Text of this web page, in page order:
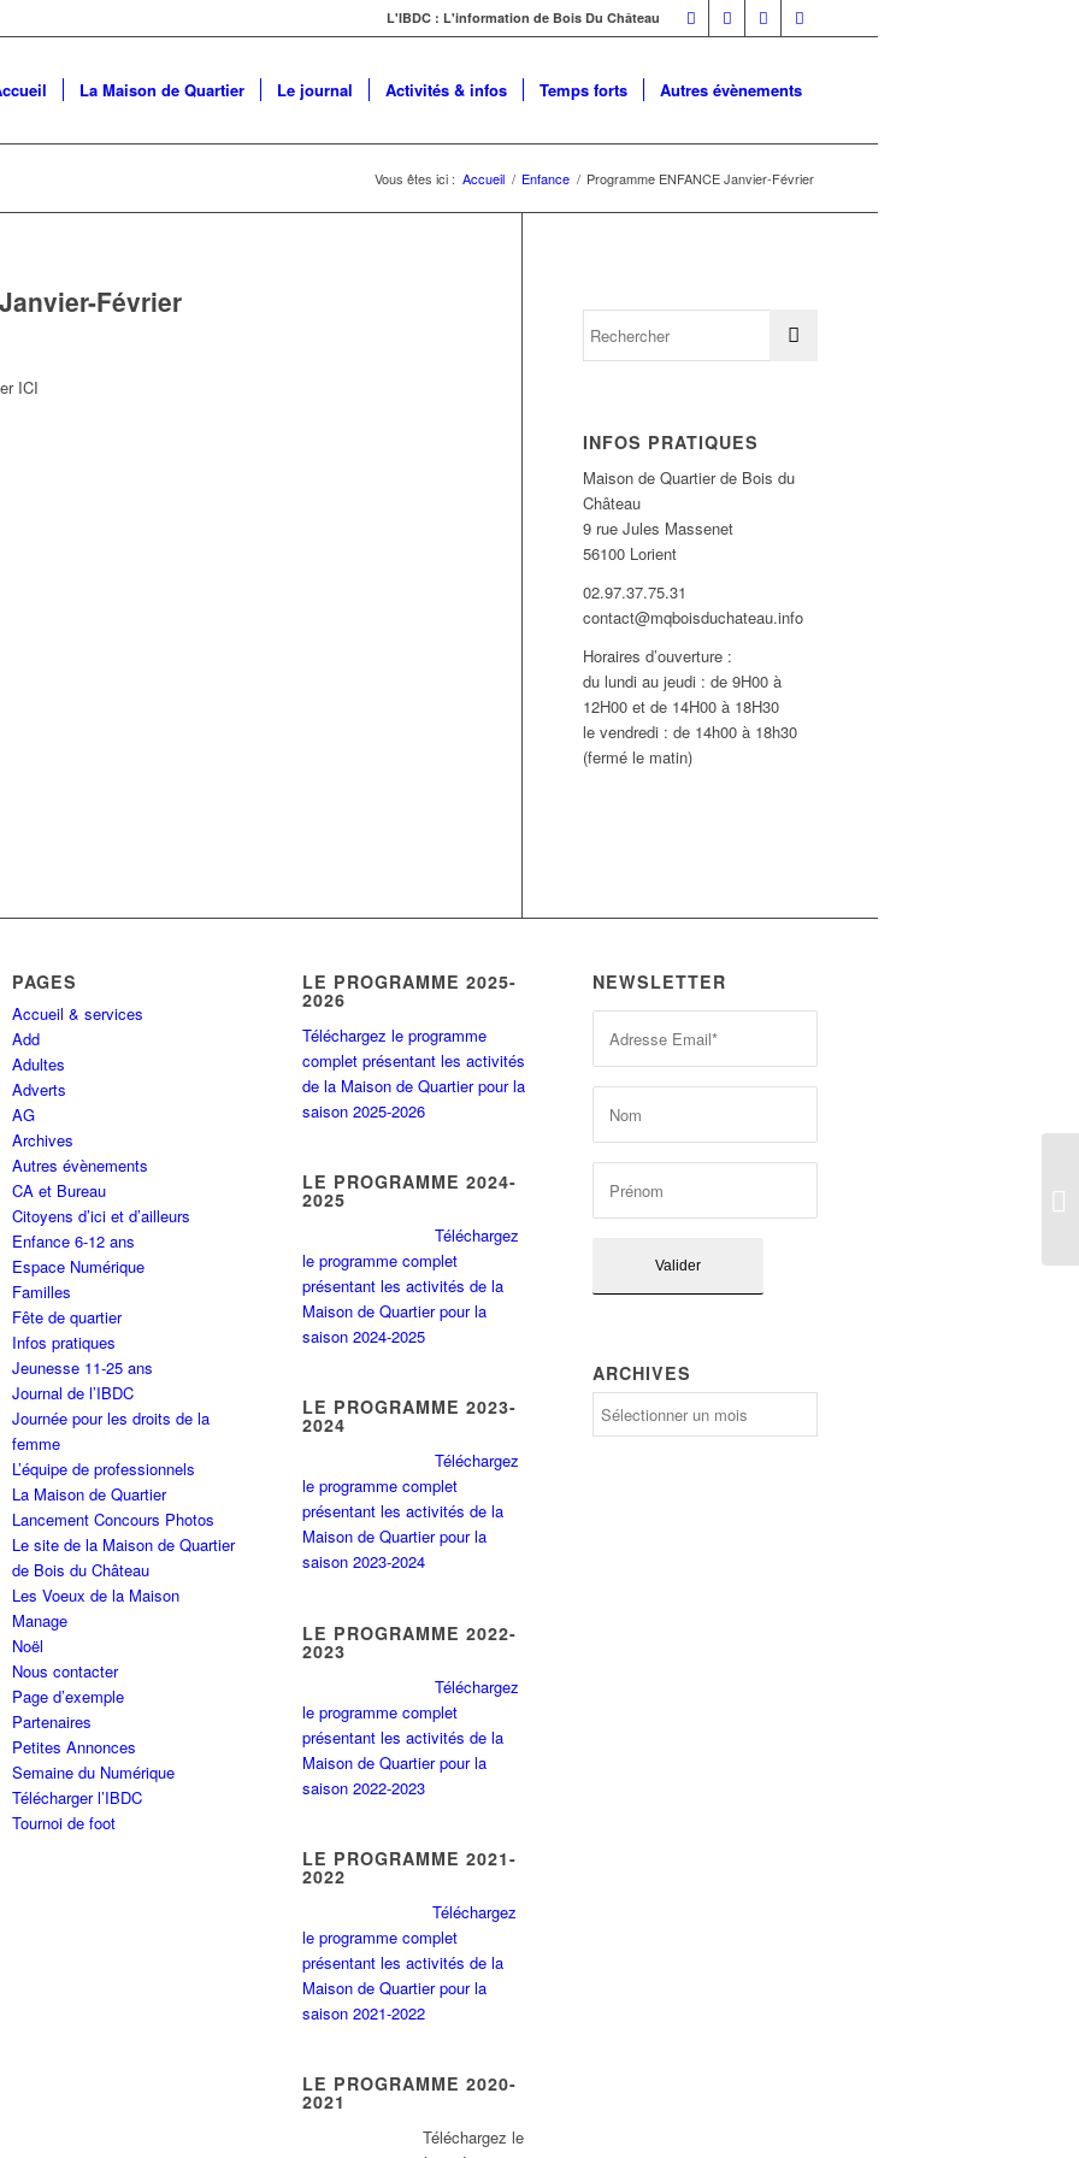
L'IBDC : L'information de Bois Du Château
La Maison de Quartier Le journal Activités & infos Temps forts Autres évènements
Vous êtes ici : Accueil / Enfance / Programme ENFANCE Janvier-Février
Février
ICI
INFOS PRATIQUES
Maison de Quartier de Bois du
Château
9 rue Jules Massenet
56100 Lorient
02.97.37.75.31
contact@mqboisduchateau.info
Horaires d’ouverture :
du lundi au jeudi : de 9H00 à
12H00 et de 14H00 à 18H30
le vendredi : de 14h00 à 18h30
(fermé le matin)
PAGES
Accueil & services
Add
Adultes
Adverts
AG
Archives
Autres évènements
CA et Bureau
Citoyens d’ici et d’ailleurs
Enfance 6-12 ans
Espace Numérique
Familles
Fête de quartier
Infos pratiques
Jeunesse 11-25 ans
Journal de l’IBDC
Journée pour les droits de la
femme
L’équipe de professionnels
La Maison de Quartier
Lancement Concours Photos
Le site de la Maison de Quartier
de Bois du Château
Les Voeux de la Maison
Manage
Noël
Nous contacter
Page d’exemple
Partenaires
Petites Annonces
Semaine du Numérique
Télécharger l’IBDC
Tournoi de foot
LE PROGRAMME 2025-
2026
Téléchargez le programme
complet présentant les activités
de la Maison de Quartier pour la
saison 2025-2026
LE PROGRAMME 2024-
2025
Téléchargez
le programme complet
présentant les activités de la
Maison de Quartier pour la
saison 2024-2025
LE PROGRAMME 2023-
2024
Téléchargez
le programme complet
présentant les activités de la
Maison de Quartier pour la
saison 2023-2024
LE PROGRAMME 2022-
2023
Téléchargez
le programme complet
présentant les activités de la
Maison de Quartier pour la
saison 2022-2023
LE PROGRAMME 2021-
2022
Téléchargez
le programme complet
présentant les activités de la
Maison de Quartier pour la
saison 2021-2022
LE PROGRAMME 2020-
2021
Téléchargez le
NEWSLETTER
ARCHIVES